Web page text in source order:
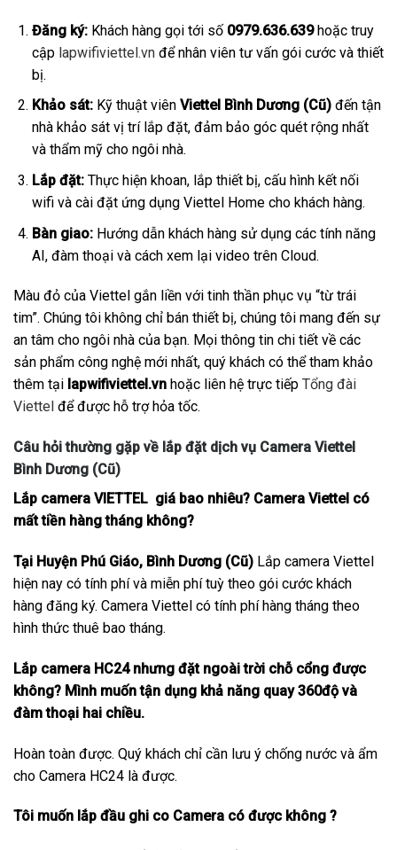
Đăng ký:Khách hàng gọi tới số 0979.636.639hoặc truy
cập lapwifiviettel.vnđể nhân viên tư vấn gói cước và thiết
bị.
Khảo sát:Kỹ thuật viên Viettel Bình Dương (Cũ)đến tận
nhà khảo sát vị trí lắp đặt, đảm bảo góc quét rộng nhất
và thẩm mỹ cho ngôi nhà.
Lắp đặt:Thực hiện khoan, lắp thiết bị, cấu hình kết nối
wifi và cài đặt ứng dụng Viettel Home cho khách hàng.
Bàn giao:Hướng dẫn khách hàng sử dụng các tính năng
AI, đàm thoại và cách xem lại video trên Cloud.
Màu đỏ của Viettel gắn liền với tinh thần phục vụ “từ trái
tim”. Chúng tôi không chỉ bán thiết bị, chúng tôi mang đến sự
an tâm cho ngôi nhà của bạn. Mọi thông tin chi tiết về các
sản phẩm công nghệ mới nhất, quý khách có thể tham khảo
thêm tại lapwifiviettel.vn hoặc liên hệ trực tiếp Tổng đài
Viettel để được hỗ trợ hỏa tốc.
Câu hỏi thường gặp về lắp đặt dịch vụ Camera Viettel
Bình Dương (Cũ)
Lắp camera VIETTEL giá bao nhiêu? Camera Viettel có
mất tiền hàng tháng không?
Tại Huyện Phú Giáo, Bình Dương (Cũ) Lắp camera Viettel
hiện nay có tính phí và miễn phí tuỳ theo gói cước khách
hàng đăng ký. Camera Viettel có tính phí hàng tháng theo
hình thức thuê bao tháng.
Lắp camera HC24 nhưng đặt ngoài trời chỗ cổng được
không? Mình muốn tận dụng khả năng quay 360độ và
đàm thoại hai chiều.
Hoàn toàn được. Quý khách chỉ cần lưu ý chống nước và ẩm
cho Camera HC24 là được.
Tôi muốn lắp đầu ghi co Camera có được không ?